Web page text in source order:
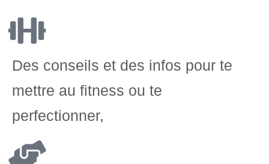
Des conseils et des infos pour te
mettre au fitness ou te
perfectionner,